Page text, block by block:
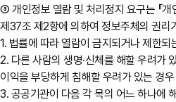
③ 개인정보 열람 및 처리정지 요구는 『개
제37조 제2항에 의하여 정보주체의 권리
1. 법률에 따라 열람이 금지되거나 제한되
2. 다른 사람의 생명·신체를 해할 우려가
이익을 부당하게 침해할 우려가 있는 경우
3. 공공기관이 다음 각 목의 어느 하나에